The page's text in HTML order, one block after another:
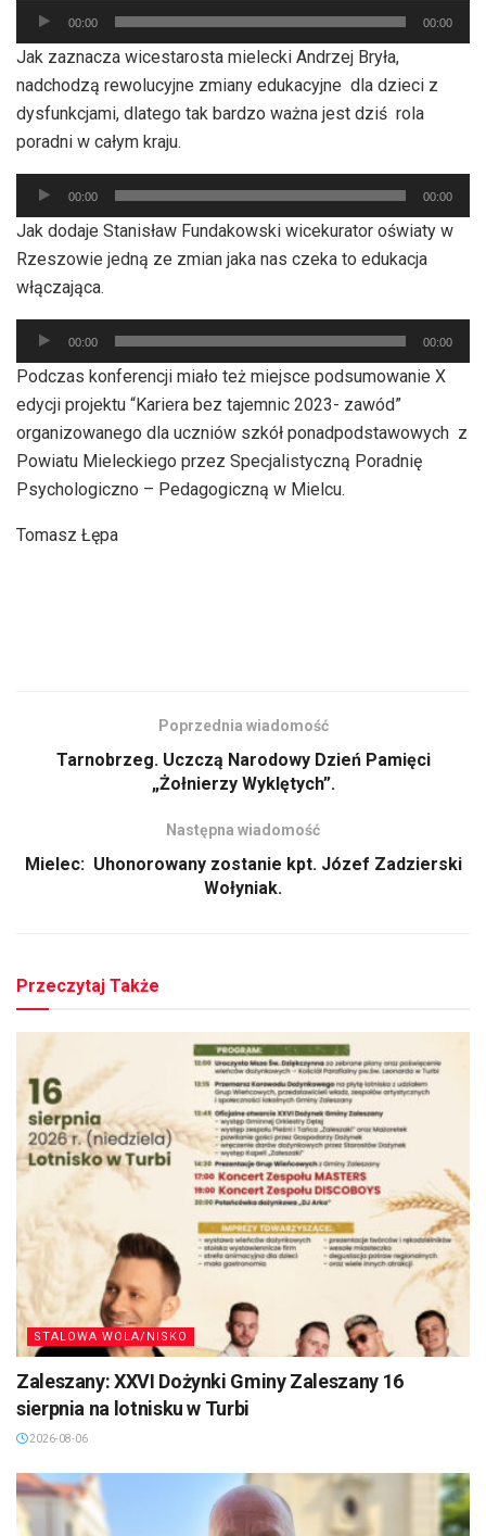
Odtwarzacz
plików
dźwiękowych
00:00 00:00
Jak zaznacza wicestarosta mielecki Andrzej Bryła,
nadchodzą rewolucyjne zmiany edukacyjne dla dzieci z
dysfunkcjami, dlatego tak bardzo ważna jest dziś rola
poradni w całym kraju.
Odtwarzacz
plików
dźwiękowych
00:00 00:00
Jak dodaje Stanisław Fundakowski wicekurator oświaty w
Rzeszowie jedną ze zmian jaka nas czeka to edukacja
włączająca.
Odtwarzacz
plików
dźwiękowych
00:00 00:00
Podczas konferencji miało też miejsce podsumowanie X
edycji projektu “Kariera bez tajemnic 2023- zawód”
organizowanego dla uczniów szkół ponadpodstawowych z
Powiatu Mieleckiego przez Specjalistyczną Poradnię
Psychologiczno – Pedagogiczną w Mielcu.
Tomasz Łępa
Poprzednia wiadomość
Tarnobrzeg. Uczczą Narodowy Dzień Pamięci
„Żołnierzy Wyklętych”.
Następna wiadomość
Mielec: Uhonorowany zostanie kpt. Józef Zadzierski
Wołyniak.
Przeczytaj Także
STALOWA WOLA/NISKO
Zaleszany: XXVI Dożynki Gminy Zaleszany 16
sierpnia na lotnisku w Turbi
2026-08-06